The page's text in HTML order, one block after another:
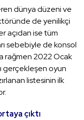
dünya düzeni ve
de yenilikçi
açıdan ise tüm
sebebiyle de konsol
rağmen 2022 Ocak
gerçekleşen oyun
listesinin ilk
çıktı